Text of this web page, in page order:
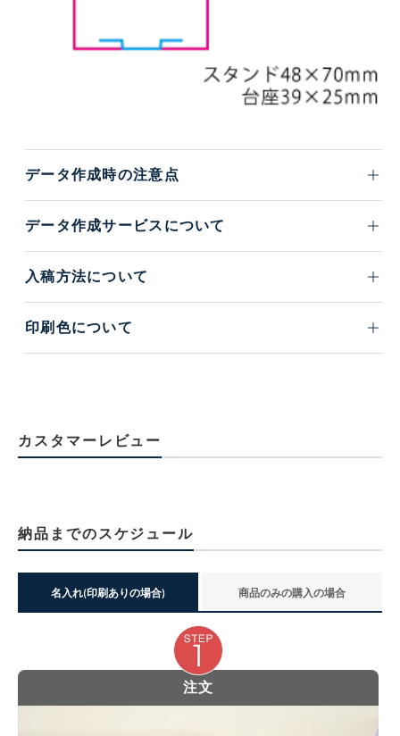
データ作成時の注意点
データ作成サービスについて
入稿方法について
印刷色について
カスタマーレビュー
納品までのスケジュール
名入れ(印刷ありの場合) 商品のみの購入の場合
注文